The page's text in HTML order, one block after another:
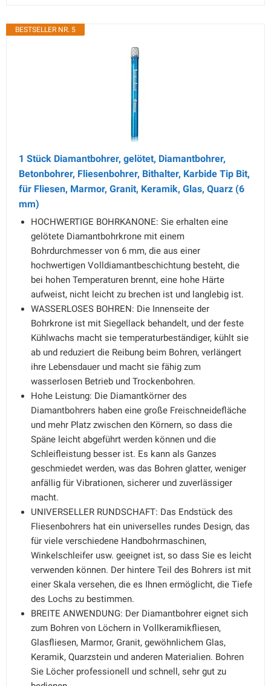
BESTSELLER NR. 5
1 Stück Diamantbohrer, gelötet, Diamantbohrer,
Betonbohrer, Fliesenbohrer, Bithalter, Karbide Tip Bit,
für Fliesen, Marmor, Granit, Keramik, Glas, Quarz (6
mm)
HOCHWERTIGE BOHRKANONE: Sie erhalten eine
gelötete Diamantbohrkrone mit einem
Bohrdurchmesser von 6 mm, die aus einer
hochwertigen Volldiamantbeschichtung besteht, die
bei hohen Temperaturen brennt, eine hohe Härte
aufweist, nicht leicht zu brechen ist und langlebig ist.
WASSERLOSES BOHREN: Die Innenseite der
Bohrkrone ist mit Siegellack behandelt, und der feste
Kühlwachs macht sie temperaturbeständiger, kühlt sie
ab und reduziert die Reibung beim Bohren, verlängert
ihre Lebensdauer und macht sie fähig zum
wasserlosen Betrieb und Trockenbohren.
Hohe Leistung: Die Diamantkörner des
Diamantbohrers haben eine große Freischneidefläche
und mehr Platz zwischen den Körnern, so dass die
Späne leicht abgeführt werden können und die
Schleifleistung besser ist. Es kann als Ganzes
geschmiedet werden, was das Bohren glatter, weniger
anfällig für Vibrationen, sicherer und zuverlässiger
macht.
UNIVERSELLER RUNDSCHAFT: Das Endstück des
Fliesenbohrers hat ein universelles rundes Design, das
für viele verschiedene Handbohrmaschinen,
Winkelschleifer usw. geeignet ist, so dass Sie es leicht
verwenden können. Der hintere Teil des Bohrers ist mit
einer Skala versehen, die es Ihnen ermöglicht, die Tiefe
des Lochs zu bestimmen.
BREITE ANWENDUNG: Der Diamantbohrer eignet sich
zum Bohren von Löchern in Vollkeramikfliesen,
Glasfliesen, Marmor, Granit, gewöhnlichem Glas,
Keramik, Quarzstein und anderen Materialien. Bohren
Sie Löcher professionell und schnell, sehr gut zu